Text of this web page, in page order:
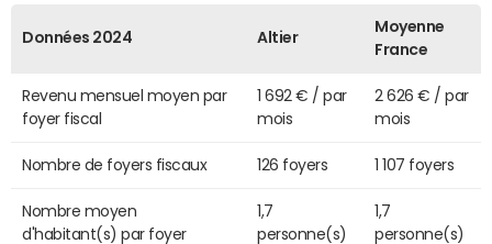
Données 2024 Altier
Moyenne
France
Revenu mensuel moyen par
foyer fiscal
1 692 € / par
mois
2 626 € / par
mois
Nombre de foyers fiscaux 126 foyers 1 107 foyers
Nombre moyen
d'habitant(s) par foyer
1,7
personne(s)
1,7
personne(s)